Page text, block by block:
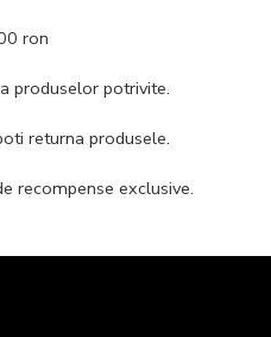
ron
produselor potrivite.
returna produsele.
recompense exclusive.